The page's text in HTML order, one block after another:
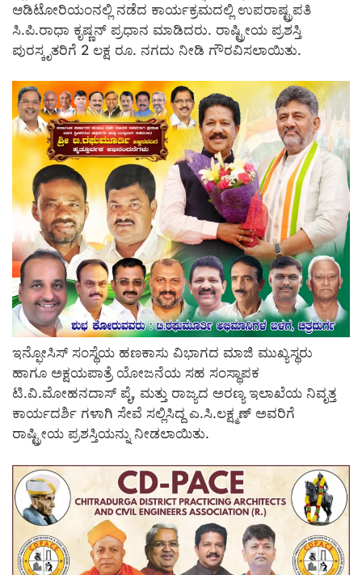
ಆಡಿಟೋರಿಯಂನಲ್ಲಿ ನಡೆದ ಕಾರ್ಯಕ್ರಮದಲ್ಲಿ ಉಪರಾಷ್ಟ್ರಪತಿ
ಸಿ.ಪಿ.ರಾಧಾ ಕೃಷ್ಣನ್ ಪ್ರಧಾನ ಮಾಡಿದರು. ರಾಷ್ಟ್ರೀಯ ಪ್ರಶಸ್ತಿ
ಪುರಸ್ಕೃತರಿಗೆ 2 ಲಕ್ಷ ರೂ. ನಗದು ನೀಡಿ ಗೌರವಿಸಲಾಯಿತು.
ಇನ್ಫೋಸಿಸ್ ಸಂಸ್ಥೆಯ ಹಣಕಾಸು ವಿಭಾಗದ ಮಾಜಿ ಮುಖ್ಯಸ್ಥರು
ಹಾಗೂ ಅಕ್ಷಯಪಾತ್ರೆ ಯೋಜನೆಯ ಸಹ ಸಂಸ್ಥಾಪಕ
ಟಿ.ವಿ.ಮೋಹನದಾಸ್ ಪೈ, ಮತ್ತು ರಾಜ್ಯದ ಅರಣ್ಯ ಇಲಾಖೆಯ ನಿವೃತ್ತ
ಕಾರ್ಯದರ್ಶಿ ಗಳಾಗಿ ಸೇವೆ ಸಲ್ಲಿಸಿದ್ದ ಎ.ಸಿ.ಲಕ್ಷ್ಮಣ್ ಅವರಿಗೆ
ರಾಷ್ಟ್ರೀಯ ಪ್ರಶಸ್ತಿಯನ್ನು ನೀಡಲಾಯಿತು.